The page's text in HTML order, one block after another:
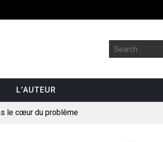
L’AUTEUR
le cœur du problème